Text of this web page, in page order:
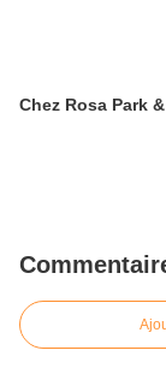
Chez Rosa Park